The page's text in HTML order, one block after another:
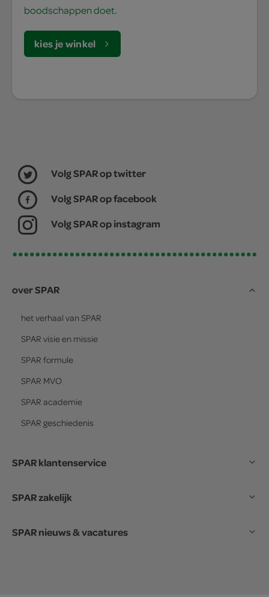
boodschappen doet.
kies je winkel
Volg SPAR op twitter
Volg SPAR op facebook
Volg SPAR op instagram
over SPAR
het verhaal van SPAR
SPAR visie en missie
SPAR formule
SPAR MVO
SPAR academie
SPAR geschiedenis
SPAR klantenservice
SPAR zakelijk
SPAR nieuws & vacatures